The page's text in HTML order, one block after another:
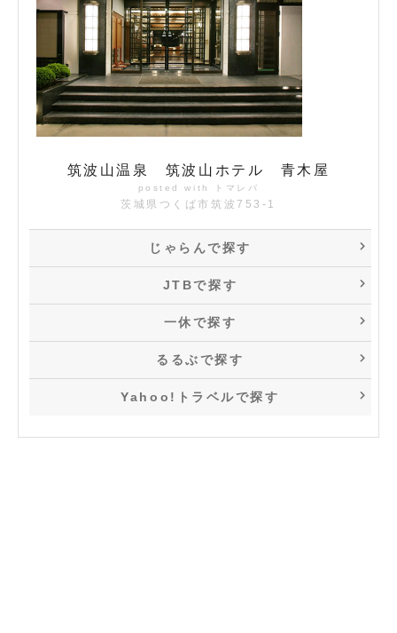
筑波山温泉 筑波山ホテル 青木屋
posted with トマレバ
茨城県つくば市筑波753-1
じゃらんで探す
JTBで探す
一休で探す
るるぶで探す
Yahoo!トラベルで探す